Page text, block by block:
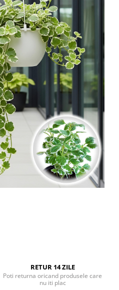
RETUR 14 ZILE
Poti returna oricand produsele care
nu iti plac